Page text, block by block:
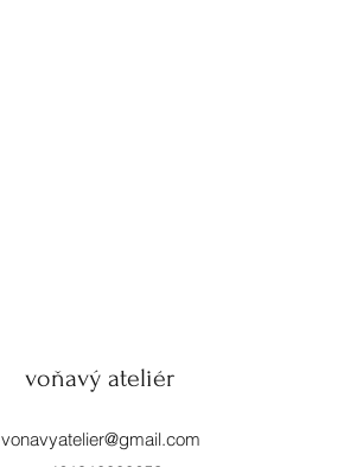
voňavý ateliér
vonavyatelier@gmail.com